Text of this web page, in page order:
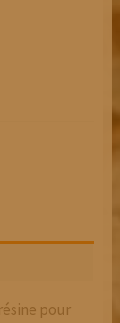
pour